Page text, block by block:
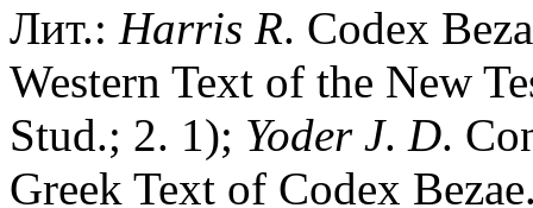
Лит.: Harris R. Codex
Western Text of the New
Stud.; 2. 1); Yoder J. D.
Greek Text of Codex